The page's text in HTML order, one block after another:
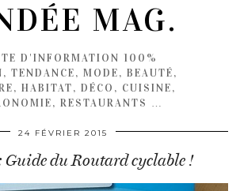
MAG.
D'INFORMATION 100%
TENDANCE, MODE, BEAUTÉ,
HABITAT, DÉCO, CUISINE,
RESTAURANTS …
24 FÉVRIER 2015
Guide du Routard cyclable !